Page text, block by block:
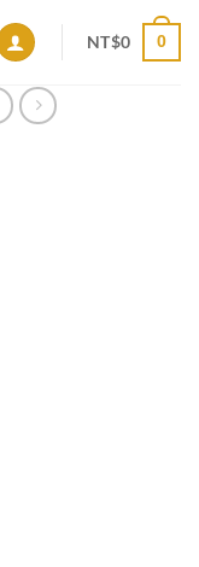
願望顯化｜意圖啟動
NT$0 0